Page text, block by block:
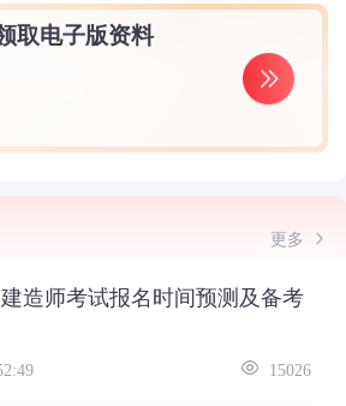
取电子版资料
更多
造师考试报名时间预测及备考
15026